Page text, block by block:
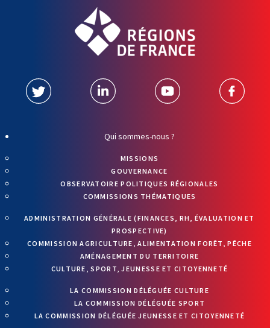
Qui sommes-nous ?
MISSIONS
GOUVERNANCE
OBSERVATOIRE POLITIQUES RÉGIONALES
COMMISSIONS THÉMATIQUES
ADMINISTRATION GÉNÉRALE (FINANCES, RH, ÉVALUATION ET
PROSPECTIVE)
COMMISSION AGRICULTURE, ALIMENTATION FORÊT, PÊCHE
AMÉNAGEMENT DU TERRITOIRE
CULTURE, SPORT, JEUNESSE ET CITOYENNETÉ
LA COMMISSION DÉLÉGUÉE CULTURE
LA COMMISSION DÉLÉGUÉE SPORT
LA COMMISSION DÉLÉGUÉE JEUNESSE ET CITOYENNETÉ